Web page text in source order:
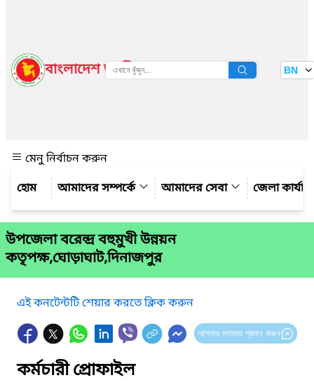
বাংলাদেশ জাতীয় তথ্য বাতায়ন BN
মেনু নির্বাচন করুন
আমাদের সম্পর্কে
আমাদের সেবা জেলা
উপজেলা বরেন্দ্র বহুমুখী উন্নয়ন
কতৃপক্ষ,ঘোড়াঘাট,দিনাজপুর
এই কনটেন্টটি শেয়ার করতে ক্লিক করুন
আপনার মতামত প্রদান করুন
কর্মচারী প্রোফাইল